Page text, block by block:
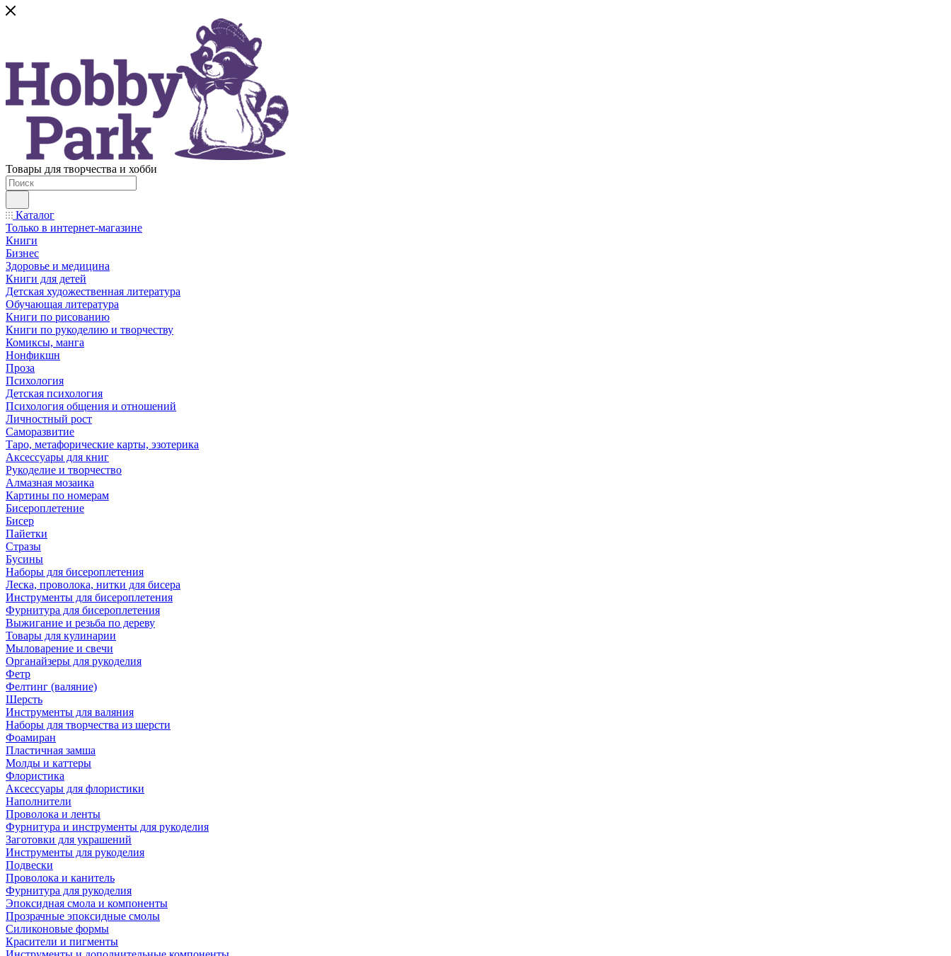
Товары для творчества и хобби
Каталог
Только в интернет-магазине
Книги
Бизнес
Здоровье и медицина
Книги для детей
Детская художественная литература
Обучающая литература
Книги по рисованию
Книги по рукоделию и творчеству
Комиксы, манга
Нонфикшн
Проза
Психология
Детская психология
Психология общения и отношений
Личностный рост
Саморазвитие
Таро, метафорические карты, эзотерика
Аксессуары для книг
Рукоделие и творчество
Алмазная мозаика
Картины по номерам
Бисероплетение
Бисер
Пайетки
Стразы
Бусины
Наборы для бисероплетения
Леска, проволока, нитки для бисера
Инструменты для бисероплетения
Фурнитура для бисероплетения
Выжигание и резьба по дереву
Товары для кулинарии
Мыловарение и свечи
Органайзеры для рукоделия
Фетр
Фелтинг (валяние)
Шерсть
Инструменты для валяния
Наборы для творчества из шерсти
Фоамиран
Пластичная замша
Молды и каттеры
Флористика
Аксессуары для флористики
Наполнители
Проволока и ленты
Фурнитура и инструменты для рукоделия
Заготовки для украшений
Инструменты для рукоделия
Подвески
Проволока и канитель
Фурнитура для рукоделия
Эпоксидная смола и компоненты
Прозрачные эпоксидные смолы
Силиконовые формы
Красители и пигменты